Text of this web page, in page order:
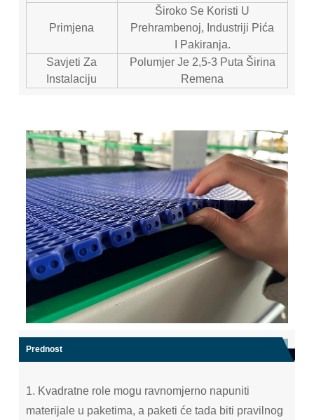
Primjena
Široko Se Koristi U
Prehrambenoj, Industriji Pića
I Pakiranja.
Savjeti Za
Instalaciju
Polumjer Je 2,5-3 Puta Širina
Remena
Prednost
1. Kvadratne role mogu ravnomjerno napuniti
materijale u paketima, a paketi će tada biti pravilnog